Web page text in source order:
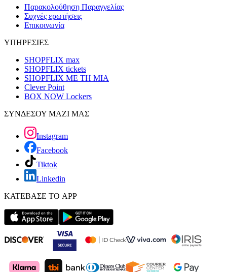
Παρακολούθηση Παραγγελίας
Συχνές ερωτήσεις
Επικοινωνία
ΥΠΗΡΕΣΙΕΣ
SHOPFLIX max
SHOPFLIX tickets
SHOPFLIX ΜΕ ΤΗ ΜΙΑ
Clever Point
BOX NOW Lockers
ΣΥΝΔΕΣΟΥ ΜΑΖΙ ΜΑΣ
Instagram
Facebook
Tiktok
Linkedin
ΚΑΤΕΒΑΣΕ ΤΟ APP